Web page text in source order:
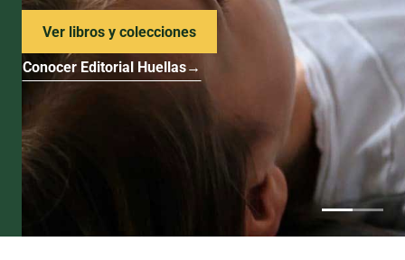
Ver libros y colecciones
Conocer Editorial Huellas→